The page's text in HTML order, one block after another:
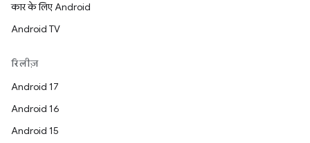
कार के लिए Android
Android TV
रिलीज़
Android 17
Android 16
Android 15